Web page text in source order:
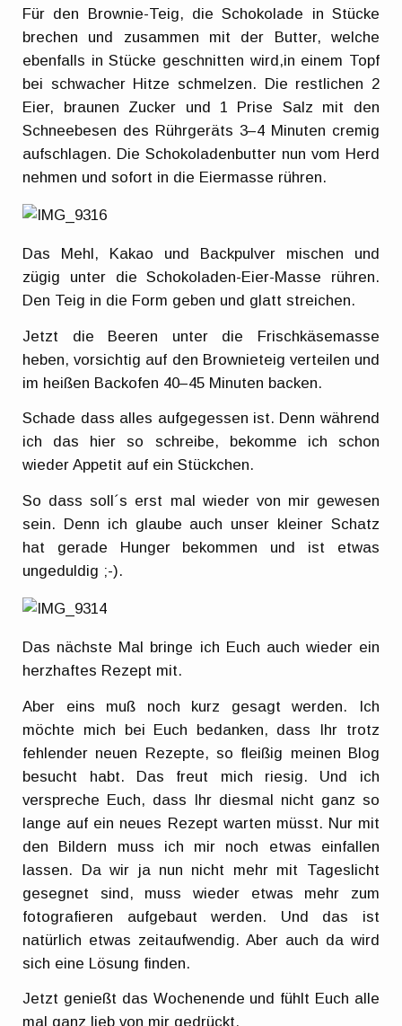
Für den Brownie-Teig, die Schokolade in Stücke
brechen und zusammen mit der Butter, welche
ebenfalls in Stücke geschnitten wird,in einem Topf
bei schwacher Hitze schmelzen. Die restlichen 2
Eier, braunen Zucker und 1 Prise Salz mit den
Schneebesen des Rührgeräts 3–4 Minuten cremig
aufschlagen. Die Schokoladenbutter nun vom Herd
nehmen und sofort in die Eiermasse rühren.
Das Mehl, Kakao und Backpulver mischen und
zügig unter die Schokoladen-Eier-Masse rühren.
Den Teig in die Form geben und glatt streichen.
Jetzt die Beeren unter die Frischkäsemasse
heben, vorsichtig auf den Brownieteig verteilen und
im heißen Backofen 40–45 Minuten backen.
Schade dass alles aufgegessen ist. Denn während
ich das hier so schreibe, bekomme ich schon
wieder Appetit auf ein Stückchen.
So dass soll´s erst mal wieder von mir gewesen
sein. Denn ich glaube auch unser kleiner Schatz
hat gerade Hunger bekommen und ist etwas
ungeduldig ;-).
Das nächste Mal bringe ich Euch auch wieder ein
herzhaftes Rezept mit.
Aber eins muß noch kurz gesagt werden. Ich
möchte mich bei Euch bedanken, dass Ihr trotz
fehlender neuen Rezepte, so fleißig meinen Blog
besucht habt. Das freut mich riesig. Und ich
verspreche Euch, dass Ihr diesmal nicht ganz so
lange auf ein neues Rezept warten müsst. Nur mit
den Bildern muss ich mir noch etwas einfallen
lassen. Da wir ja nun nicht mehr mit Tageslicht
gesegnet sind, muss wieder etwas mehr zum
fotografieren aufgebaut werden. Und das ist
natürlich etwas zeitaufwendig. Aber auch da wird
sich eine Lösung finden.
Jetzt genießt das Wochenende und fühlt Euch alle
mal ganz lieb von mir gedrückt.